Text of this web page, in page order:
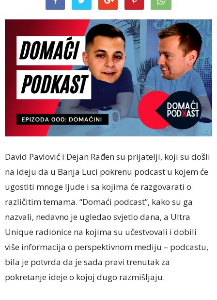
David Pavlović i Dejan Rađen su prijatelji, koji su došli
na ideju da u Banja Luci pokrenu podcast u kojem će
ugostiti mnoge ljude i sa kojima će razgovarati o
različitim temama. “Domaći podcast”, kako su ga
nazvali, nedavno je ugledao svjetlo dana, a Ultra
Unique radionice na kojima su učestvovali i dobili
više informacija o perspektivnom mediju – podcastu,
bila je potvrda da je sada pravi trenutak za
pokretanje ideje o kojoj dugo razmišljaju.